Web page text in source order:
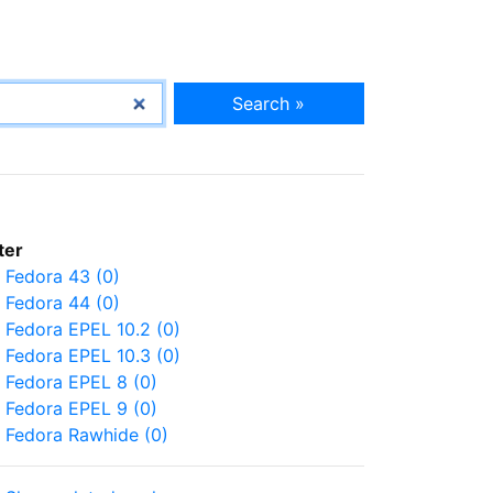
Search »
Fedora 43 (0)
Fedora 44 (0)
Fedora EPEL 10.2 (0)
Fedora EPEL 10.3 (0)
Fedora EPEL 8 (0)
Fedora EPEL 9 (0)
Fedora Rawhide (0)